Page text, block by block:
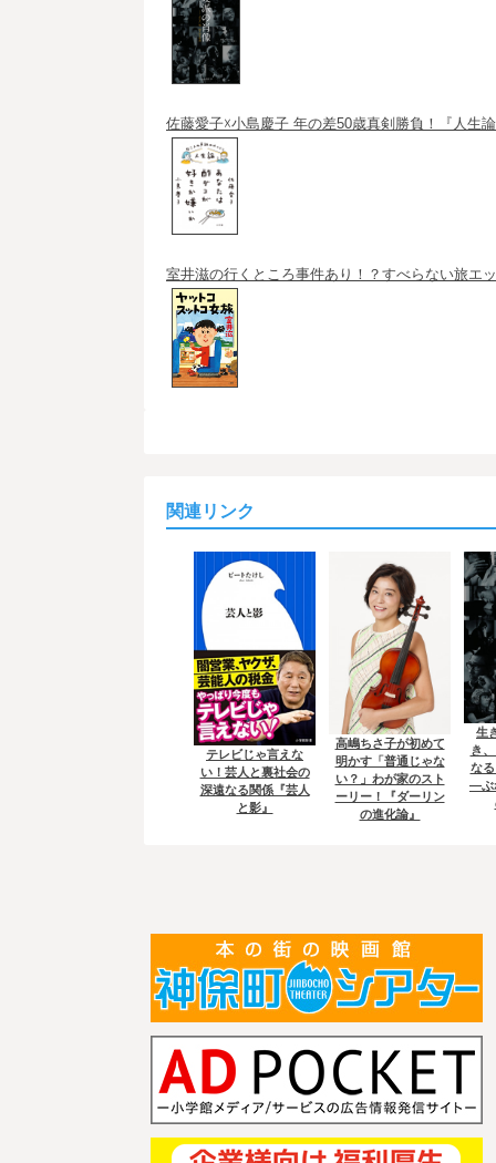
佐藤愛子☓小島慶子 年の差50歳真剣勝負！『人生
室井滋の行くところ事件あり！？すべらない旅エ
関連リンク
テレビじゃ言えな
い！芸人と裏社会の
深遠なる関係『芸人
と影』
高嶋ちさ子が初めて
明かす「普通じゃな
い？」わが家のスト
ーリー！『ダーリン
の進化論』
生
き
な
―ぶ